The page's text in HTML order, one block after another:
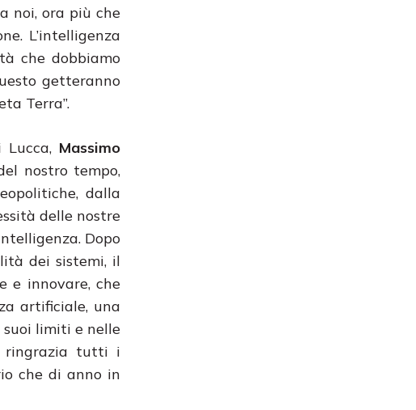
noi, ora più che
L’intelligenza
che dobbiamo
getteranno
Terra”.
Massimo
nostro tempo,
dalla
delle nostre
Dopo
dei sistemi, il
e innovare, che
artificiale, una
limiti e nelle
ringrazia tutti i
che di anno in